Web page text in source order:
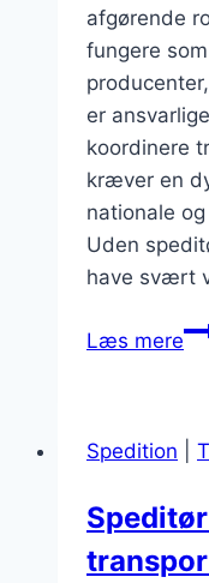
afgørende
fungere
er
koordinere
kræver en
nationale
Uden
have svært
Læs mere
Spedition